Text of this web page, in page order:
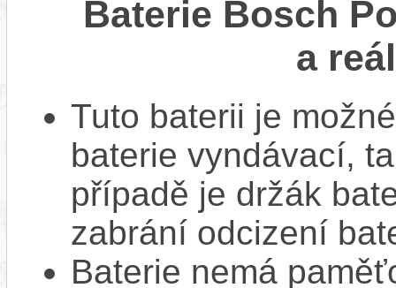
Baterie Bosch
a
Tuto baterii je
baterie vyndávací,
případě je držák
zabrání odcizení
Baterie nemá